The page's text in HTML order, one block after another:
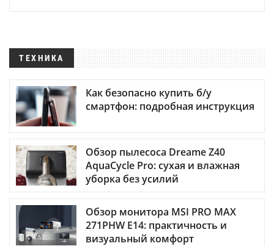
ТЕХНИКА
Как безопасно купить б/у
смартфон: подробная инструкция
Обзор пылесоса Dreame Z40
AquaCycle Pro: сухая и влажная
уборка без усилий
Обзор монитора MSI PRO MAX
271PHW E14: практичность и
визуальный комфорт